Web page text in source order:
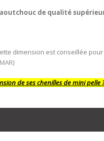
de qualité
dimension est conseillée
de ses chenilles de mini pelle